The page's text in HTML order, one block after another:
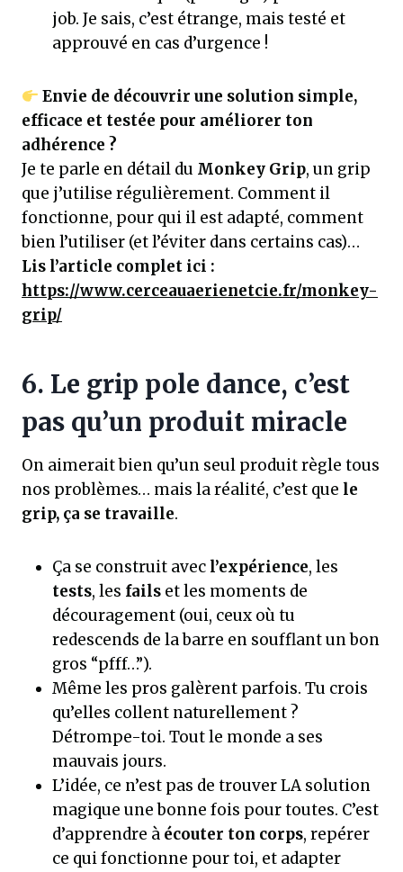
job. Je sais, c’est étrange, mais testé et
approuvé en cas d’urgence !
Envie de découvrir une solution simple,
efficace et testée pour améliorer ton
adhérence ?
Je te parle en détail du Monkey Grip, un grip
que j’utilise régulièrement. Comment il
fonctionne, pour qui il est adapté, comment
bien l’utiliser (et l’éviter dans certains cas)…
Lis l’article complet ici :
https://www.cerceauaerienetcie.fr/monkey-
grip/
6. Le grip pole dance, c’est
pas qu’un produit miracle
On aimerait bien qu’un seul produit règle tous
nos problèmes… mais la réalité, c’est que le
grip, ça se travaille.
Ça se construit avec l’expérience, les
tests, les fails et les moments de
découragement (oui, ceux où tu
redescends de la barre en soufflant un bon
gros “pfff…”).
Même les pros galèrent parfois. Tu crois
qu’elles collent naturellement ?
Détrompe-toi. Tout le monde a ses
mauvais jours.
L’idée, ce n’est pas de trouver LA solution
magique une bonne fois pour toutes. C’est
d’apprendre à écouter ton corps, repérer
ce qui fonctionne pour toi, et adapter